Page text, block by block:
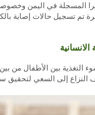
في اليمن وخصوصاً
تم تسجيل حالات
التغذية بين الأطفال من
النزاع إلى السعي لتحقيق